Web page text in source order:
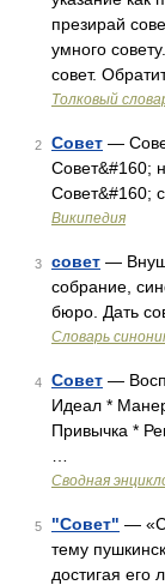
презирай
умного
совет.
Толковый
2 Совет —
Совет&#160;
Совет&#160;
Википедия
3 совет —
собрание,
бюро. Дать
Словарь
4 Совет —
Идеал *
Привычка *
Сводная
5 "Совет" —
тему
достигая его